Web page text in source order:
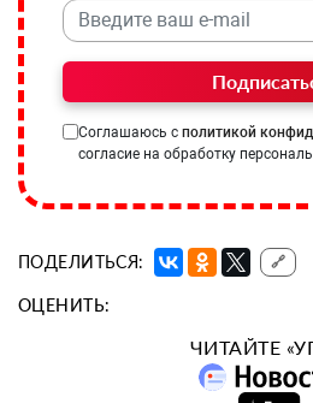
Соглашаюсь с политикой
согласие на обработку
ПОДЕЛИТЬСЯ: 🔗
ОЦЕНИТЬ:
ЧИТАЙТЕ